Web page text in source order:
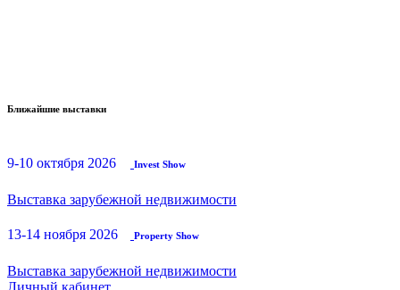
Ближайшие выставки
9-10 октября 2026 Invest Show
Выставка зарубежной недвижимости
13-14 ноября 2026 Property Show
Выставка зарубежной недвижимости